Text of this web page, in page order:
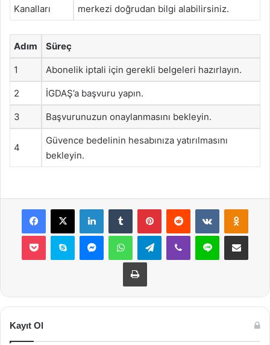
Kanalları
merkezi doğrudan bilgi alabilirsiniz.
Adım Süreç
1 Abonelik iptali için gerekli belgeleri hazırlayın.
2 İGDAŞ’a başvuru yapın.
3 Başvurunuzun onaylanmasını bekleyin.
4
Güvence bedelinin hesabınıza yatırılmasını
bekleyin.
Facebook
X LinkedInTumblr PinterestReddit VKontakte
Pocket Skype MessengerWhatsAppTelegramViber Line E-Posta ile
Yazdır
Kayıt Ol